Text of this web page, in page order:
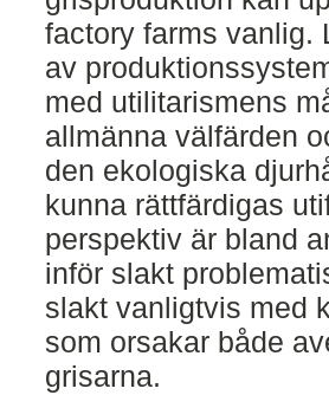
factory farms vanlig.
av
med utilitarismens
allmänna välfärden
den ekologiska
kunna rättfärdigas
perspektiv är bland
inför slakt
slakt vanligtvis med
som orsakar både
grisarna.